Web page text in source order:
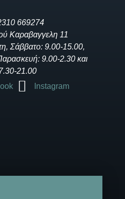
669274
Καραβαγγελη 11
Σάββατο: 9.00-15.00,
9.00-2.30 και
21.00
Instagram